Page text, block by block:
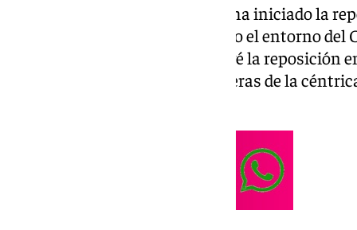
Junto a esto, el área municipal ha iniciado la
puntos “tan significativos” como el entorno
Retamar. El Ayuntamiento prevé la reposición
como la reposición de las palmeras de la